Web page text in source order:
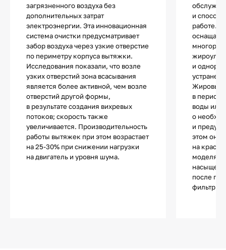
загрязненного воздуха без
дополнительных затрат
электроэнергии. Эта инновационная
система очистки предусматривает
забор воздуха через узкие отверстие
по периметру корпуса вытяжки.
Исследования показали, что возле
узких отверстий зона всасывания
является более активной, чем возле
отверстий другой формы,
в результате создания вихревых
потоков; скорость также
увеличивается. Производительность
работы вытяжек при этом возрастает
на 25-30% при снижении нагрузки
на двигатель и уровня шума.
и
работе.
и
Жировые
в
воды или
о
и
этом он
на
моделях
после
фильтр